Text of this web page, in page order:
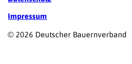
Impressum
© 2026 Deutscher Bauernverband